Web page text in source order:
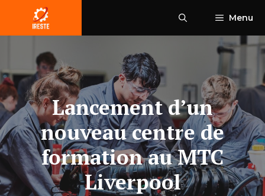
contenu
Menu
Lancement d’un
nouveau centre de
formation au MTC
Liverpool